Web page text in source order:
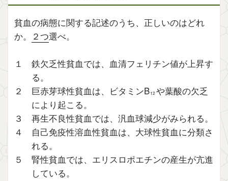
貧血の病態に関する記述のうち、正しいのはどれ
か。
２つ選べ。
１ 鉄欠乏性貧血では、血清フェリチン値が上昇す
る。
２ 巨赤芽球性貧血は、ビタミンB12や葉酸の欠乏
により起こる。
３ 再生不良性貧血では、汎血球減少がみられる。
４ 自己免疫性溶血性貧血は、大球性貧血に分類さ
れる。
５ 腎性貧血では、エリスロポエチンの産生が亢進
している。